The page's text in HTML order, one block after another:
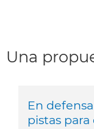
Una
En
pistas